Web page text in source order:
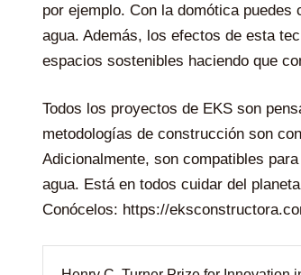
por ejemplo. Con la domótica
agua. Además, los efectos de esta
espacios sostenibles haciendo que
Todos los proyectos de EKS son
metodologías de construcción son
Adicionalmente, son compatibles
agua. Está en todos cuidar del
Conócelos: https://